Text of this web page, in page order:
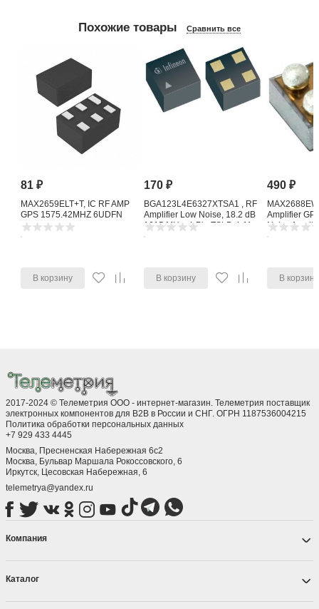
Похожие товары Сравнить все
81₽
MAX2659ELT+T, IC RF AMP
GPS 1575.42MHZ 6UDFN
В корзину
170₽
BGA123L4E6327XTSA1 , RF
Amplifier Low Noise, 18.2 dB
1615 MHz, 4-Pin TSLP-4-11
В корзину
490₽
Amplifier
Noise
В корзину
2017-2024 © Телеметрия ООО - интернет-магазин. Телеметрия поставщик
электронных компонентов для B2B в России и СНГ. ОГРН 1187536004215
Политика обработки персональных данных
+7 929 433 4445
Москва, Пресненская Набережная 6с2
Москва, ​Бульвар Маршала Рокоссовского, 6
Иркутск, ​Цесовская Набережная, 6
telemetrya@yandex.ru
Компания
Каталог